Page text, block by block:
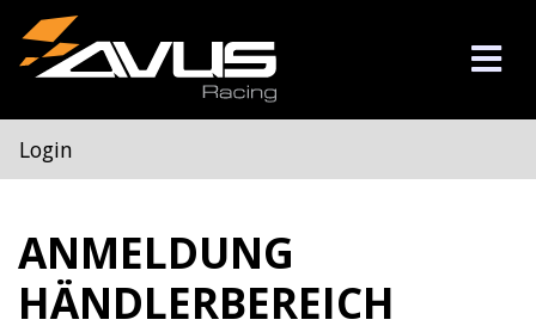
Login
ANMELDUNG
HÄNDLERBEREICH